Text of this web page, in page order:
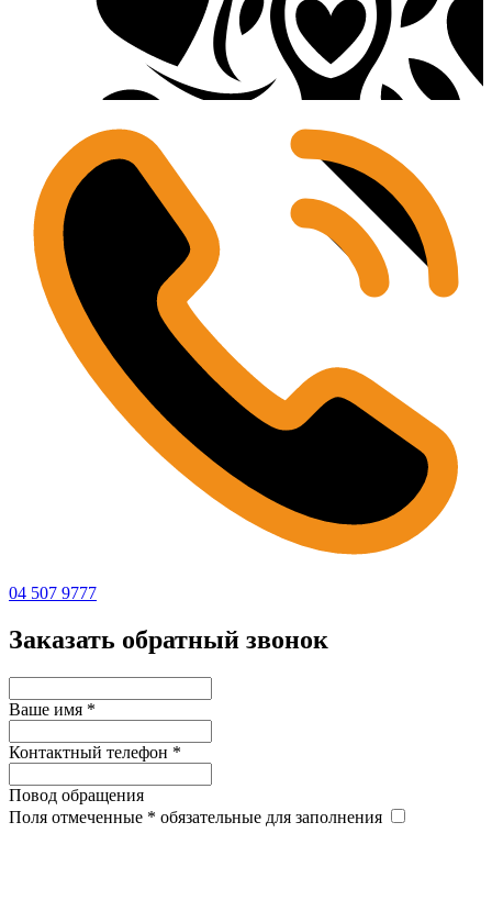
04 507 9777
Заказать обратный звонок
Ваше имя *
Контактный телефон *
Повод обращения
Поля отмеченные * обязательные для заполнения